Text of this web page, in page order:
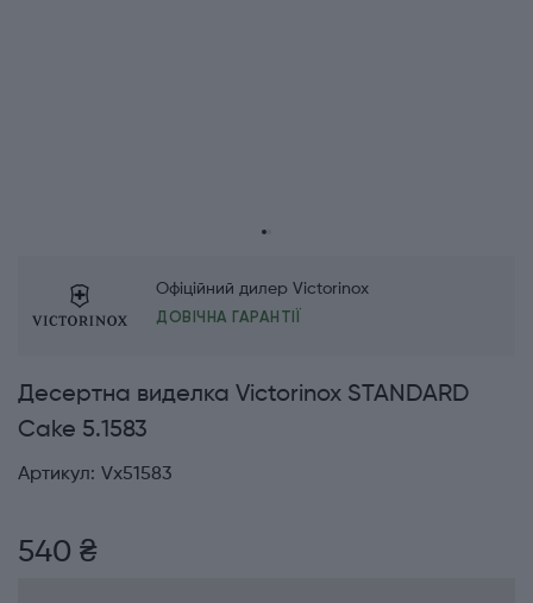
Офіційний дилер Victorinox
ДОВІЧНА ГАРАНТІЇ
Десертна виделка Victorinox STANDARD
Cake 5.1583
Артикул: Vx51583
540 ₴